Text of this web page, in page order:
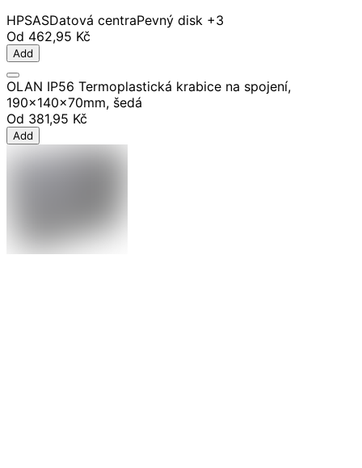
HPSASDatová centraPevný disk +3
Od 462,95 Kč
Add
OLAN IP56 Termoplastická krabice na spojení,
190x140x70mm, šedá
Od 381,95 Kč
Add